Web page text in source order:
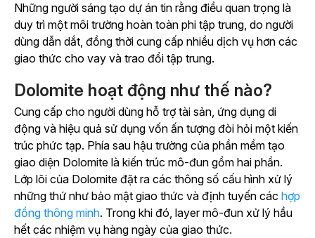
Những người sáng tạo dự án tin rằng điều quan trọng là
duy trì một môi trường hoàn toàn phi tập trung, do người
dùng dẫn dắt, đồng thời cung cấp nhiều dịch vụ hơn các
giao thức cho vay và trao đổi tập trung.
Dolomite hoạt động như thế nào?
Cung cấp cho người dùng hỗ trợ tài sản, ứng dụng di
động và hiệu quả sử dụng vốn ấn tượng đòi hỏi một kiến
trúc phức tạp. Phía sau hậu trường của phần mềm tạo
giao diện Dolomite là kiến trúc mô-đun gồm hai phần.
Lớp lõi của Dolomite đặt ra các thông số cấu hình xử lý
những thứ như bảo mật giao thức và định tuyến các hợp
đồng thông minh. Trong khi đó, layer mô-đun xử lý hầu
hết các nhiệm vụ hàng ngày của giao thức.